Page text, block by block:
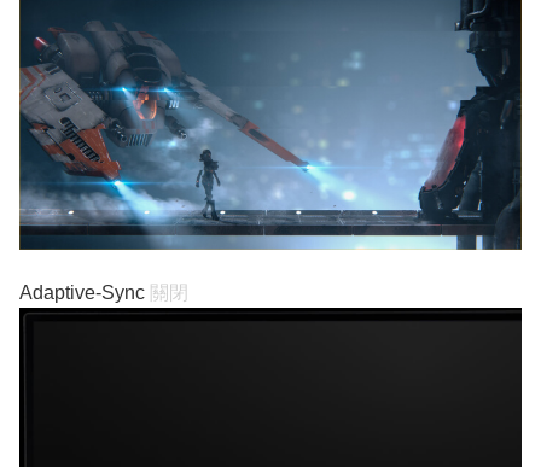
Adaptive-Sync 關閉